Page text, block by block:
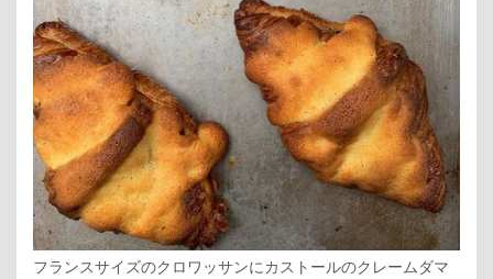
フランスサイズのクロワッサンにカストールのクレームダマ